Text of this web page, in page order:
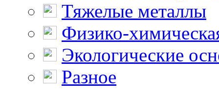
Тяжелые металлы
Физико-
Экологические
Разное